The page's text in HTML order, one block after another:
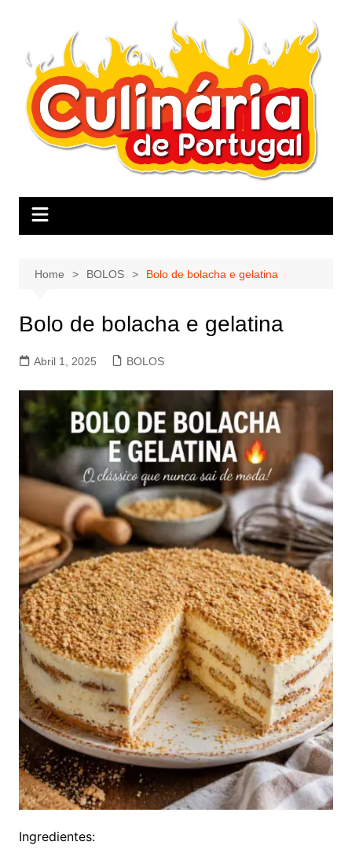
Home BOLOS Bolo de bolacha e gelatina
Bolo de bolacha e gelatina
Abril 1, 2025 BOLOS
Ingredientes: